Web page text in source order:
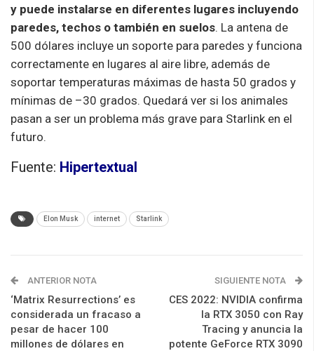
y puede instalarse en diferentes lugares incluyendo
paredes, techos o también en suelos. La antena de
500 dólares incluye un soporte para paredes y funciona
correctamente en lugares al aire libre, además de
soportar temperaturas máximas de hasta 50 grados y
mínimas de –30 grados. Quedará ver si los animales
pasan a ser un problema más grave para Starlink en el
futuro.
Fuente: Hipertextual
Elon Musk internet Starlink
ANTERIOR NOTA
‘Matrix Resurrections’ es
considerada un fracaso a
pesar de hacer 100
millones de dólares en
SIGUIENTE NOTA
CES 2022: NVIDIA confirma
la RTX 3050 con Ray
Tracing y anuncia la
potente GeForce RTX 3090